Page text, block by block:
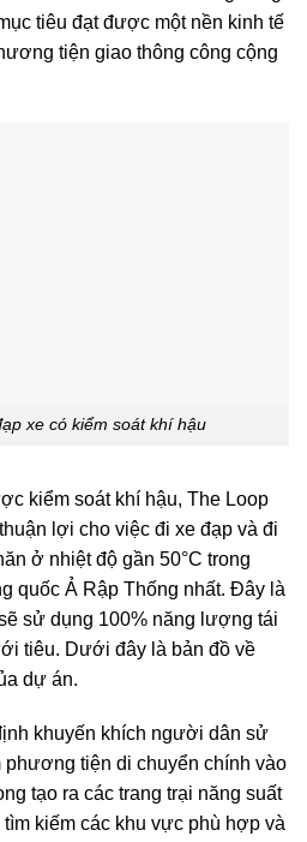
tiêu đạt được một nền kinh tế
tiện giao thông công cộng
xe có kiểm soát khí hậu
kiểm soát khí hậu, The Loop
lợi cho việc đi xe đạp và đi
ở nhiệt độ gần 50°C trong
quốc Ả Rập Thống nhất. Đây là
sử dụng 100% năng lượng tái
tiêu. Dưới đây là bản đồ về
dự án.
khuyến khích người dân sử
phương tiện di chuyển chính vào
tạo ra các trang trại năng suất
kiếm các khu vực phù hợp và